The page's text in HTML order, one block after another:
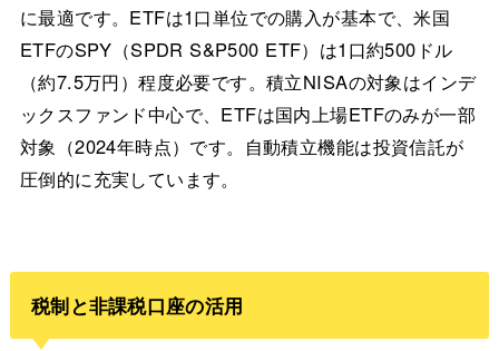
に最適です。ETFは1口単位での購入が基本で、米国
ETFのSPY（SPDR S&P500 ETF）は1口約500ドル
（約7.5万円）程度必要です。積立NISAの対象はインデ
ックスファンド中心で、ETFは国内上場ETFのみが一部
対象（2024年時点）です。自動積立機能は投資信託が
圧倒的に充実しています。
税制と非課税口座の活用